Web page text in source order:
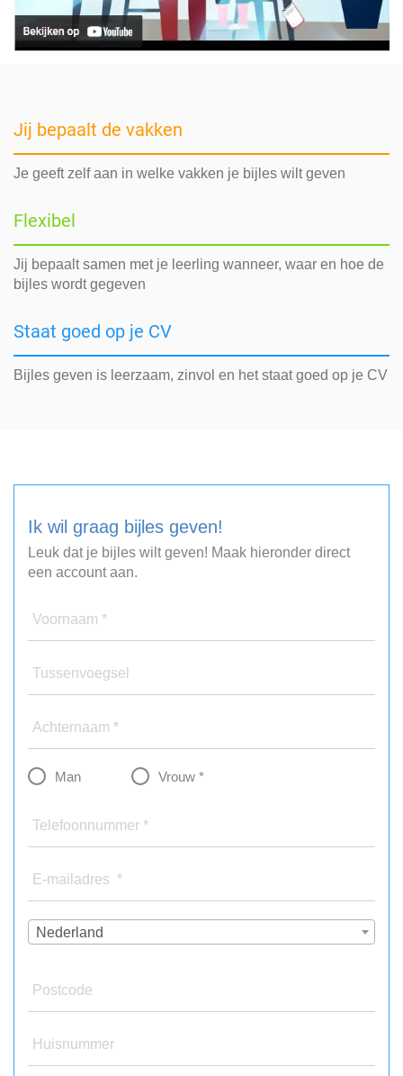
Jij bepaalt de vakken
Je geeft zelf aan in welke vakken je bijles wilt geven
Flexibel
Jij bepaalt samen met je leerling wanneer, waar en hoe de
bijles wordt gegeven
Staat goed op je CV
Bijles geven is leerzaam, zinvol en het staat goed op je CV
Ik wil graag bijles geven!
Leuk dat je bijles wilt geven! Maak hieronder direct
een account aan.
Voornaam *
Tussenvoegsel
Achternaam *
Man Vrouw *
Telefoonnummer *
E-mailadres *
Nederland
Postcode
Huisnummer